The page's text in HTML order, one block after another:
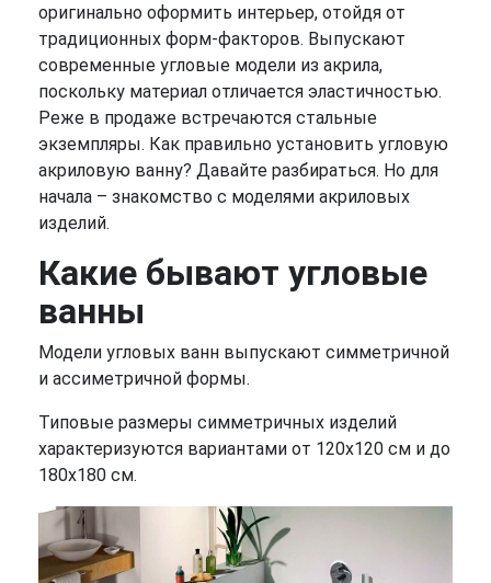
оригинально оформить интерьер, отойдя от
традиционных форм-факторов. Выпускают
современные угловые модели из акрила,
поскольку материал отличается эластичностью.
Реже в продаже встречаются стальные
экземпляры. Как правильно установить угловую
акриловую ванну? Давайте разбираться. Но для
начала – знакомство с моделями акриловых
изделий.
Какие бывают угловые
ванны
Модели угловых ванн выпускают симметричной
и ассиметричной формы.
Типовые размеры симметричных изделий
характеризуются вариантами от 120х120 см и до
180х180 см.